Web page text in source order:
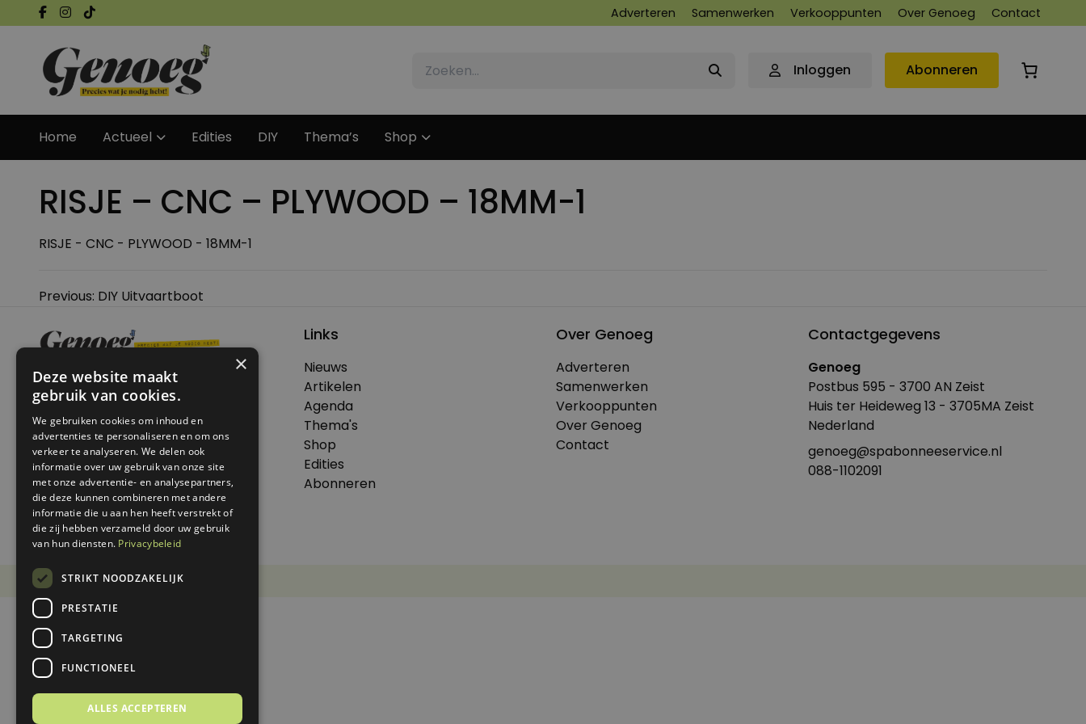
Adverteren Samenwerken Verkooppunten Over Genoeg Contact
Inloggen Abonneren
Home Actueel Edities DIY Thema’s Shop
RISJE – CNC – PLYWOOD – 18MM-1
RISJE - CNC - PLYWOOD - 18MM-1
Bericht
navigatie
Previous: DIY Uitvaartboot
© 2026 Genoeg .
Alle rechten voorbehouden.
Dit is een uitgave van Virtùmedia
Links
Nieuws
Artikelen
Agenda
Thema's
Shop
Edities
Abonneren
Over Genoeg
Adverteren
Samenwerken
Verkooppunten
Over Genoeg
Contact
Contactgegevens
Genoeg
Postbus 595 - 3700 AN Zeist
Huis ter Heideweg 13 - 3705MA Zeist
Nederland
genoeg@spabonneeservice.nl
088-1102091
Disclaimer Privacy Statement
×
Deze website maakt
gebruik van cookies.
We gebruiken cookies om inhoud en
advertenties te personaliseren en om ons
verkeer te analyseren. We delen ook
informatie over uw gebruik van onze site
met onze advertentie- en analysepartners,
die deze kunnen combineren met andere
informatie die u aan hen heeft verstrekt of
die zij hebben verzameld door uw gebruik
van hun diensten. Privacybeleid
STRIKT NOODZAKELIJK
PRESTATIE
TARGETING
FUNCTIONEEL
ALLES ACCEPTEREN